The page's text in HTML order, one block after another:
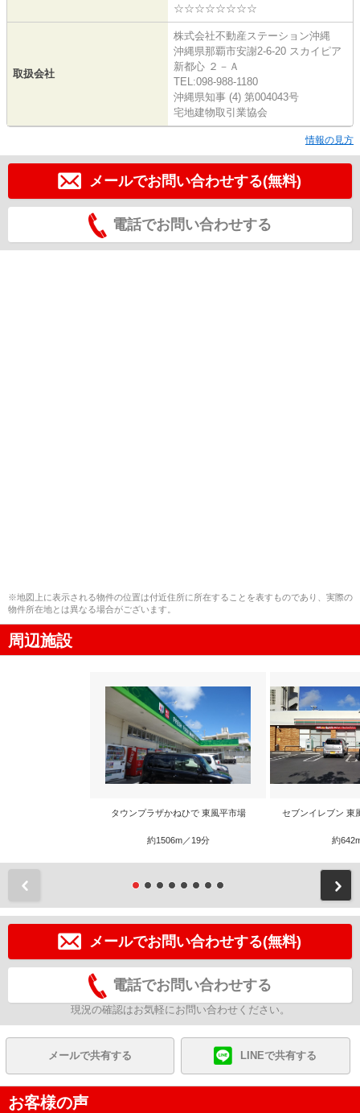
☆☆☆☆☆☆☆☆
取扱会社
株式会社不動産ステーション沖縄
沖縄県那覇市安謝2-6-20 スカイピア
新都心 ２－Ａ
TEL:098-988-1180
沖縄県知事 (4) 第004043号
宅地建物取引業協会
情報の見方
メールでお問い合わせする(無料)
電話でお問い合わせする
※地図上に表示される物件の位置は付近住所に所在することを表すものであり、実際の
物件所在地とは異なる場合がございます。
周辺施設
タウンプラザかねひで 東風平市場
約1506m／19分
セブンイレブン 東
約
メールでお問い合わせする(無料)
電話でお問い合わせする
現況の確認はお気軽にお問い合わせください。
メールで共有する LINEで共有する
お客様の声